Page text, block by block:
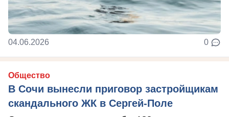
04.06.2026 0
Общество
В Сочи вынесли приговор застройщикам
скандального ЖК в Сергей-Поле